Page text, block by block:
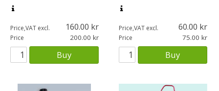
Price,VAT excl. 160.00
Price 200.00
Buy
Price,VAT excl. 60.00
Price 75.00
Buy